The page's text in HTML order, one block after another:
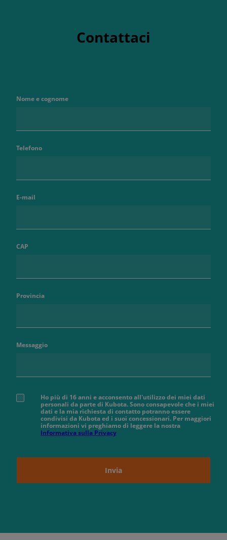
Contattaci
Nome e cognome
Telefono
E-mail
CAP
Provincia
Messaggio
Ho più di 16 anni e acconsento all'utilizzo dei miei dati
personali da parte di Kubota. Sono consapevole che i miei
dati e la mia richiesta di contatto potranno essere
condivisi da Kubota ed i suoi concessionari. Per maggiori
informazioni vi preghiamo di leggere la nostra
Informativa sulla Privacy
Invia